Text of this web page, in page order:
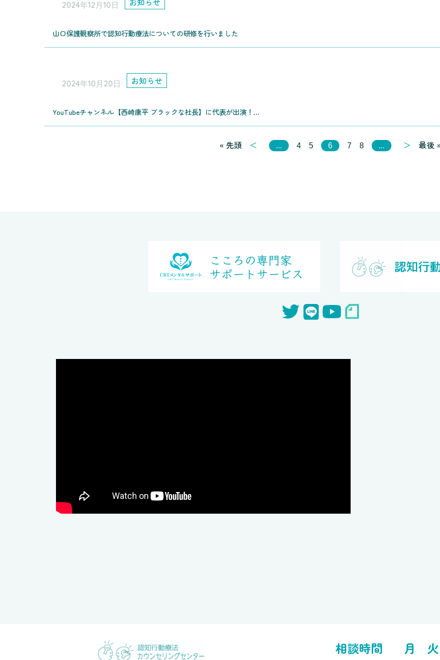
2024年12月10日
山口保護観察所で認知行動療法についての研修を行いました
2024年10月20日 お知らせ
YouTubeチャンネル【西崎康平 ブラックな社長】に代表が出演！経営者のリアルな声をお届け
« 先頭 ＜ ... 4 5 6 7 8 ... ＞ 最後
相談時間 月 火